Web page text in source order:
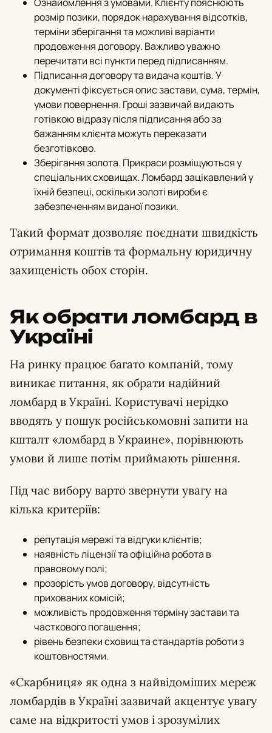
розмір позики, порядок нарахування відсотків,
терміни зберігання та можливі варіанти
продовження договору. Важливо уважно
перечитати всі пункти перед підписанням.
Підписання договору та видача коштів. У
документі фіксується опис застави, сума, термін,
умови повернення. Гроші зазвичай видають
готівкою відразу після підписання або за
бажанням клієнта можуть переказати
безготівково.
Зберігання золота. Прикраси розміщуються у
спеціальних сховищах. Ломбард зацікавлений у
їхній безпеці, оскільки золоті вироби є
забезпеченням виданої позики.
Такий формат дозволяє поєднати швидкість
отримання коштів та формальну юридичну
захищеність обох сторін.
Як обрати ломбард в
Україні
На ринку працює багато компаній, тому
виникає питання, як обрати надійний
ломбард в Україні. Користувачі нерідко
вводять у пошук російськомовні запити на
кшталт «ломбард в Украине», порівнюють
умови й лише потім приймають рішення.
Під час вибору варто звернути увагу на
кілька критеріїв:
репутація мережі та відгуки клієнтів;
наявність ліцензії та офіційна робота в
правовому полі;
прозорість умов договору, відсутність
прихованих комісій;
можливість продовження терміну застави та
часткового погашення;
рівень безпеки сховищ та стандартів роботи з
коштовностями.
«Скарбниця» як одна з найвідоміших мереж
ломбардів в Україні зазвичай акцентує увагу
саме на відкритості умов і зрозумілих